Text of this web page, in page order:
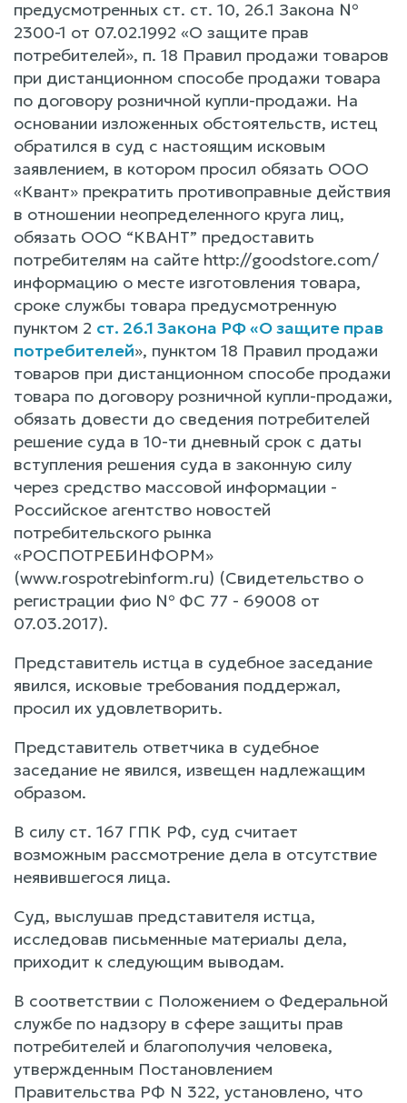
предусмотренных ст. ст. 10, 26.1 Закона №
2300-1 от 07.02.1992 «О защите прав
потребителей», п. 18 Правил продажи товаров
при дистанционном способе продажи товара
по договору розничной купли-продажи. На
основании изложенных обстоятельств, истец
обратился в суд с настоящим исковым
заявлением, в котором просил обязать ООО
«Квант» прекратить противоправные действия
в отношении неопределенного круга лиц,
обязать ООО “КВАНТ” предоставить
потребителям на сайте http://goodstore.com/
информацию о месте изготовления товара,
сроке службы товара предусмотренную
пунктом 2 ст. 26.1 Закона РФ «О защите прав
потребителей», пунктом 18 Правил продажи
товаров при дистанционном способе продажи
товара по договору розничной купли-продажи,
обязать довести до сведения потребителей
решение суда в 10-ти дневный срок с даты
вступления решения суда в законную силу
через средство массовой информации -
Российское агентство новостей
потребительского рынка
«РОСПОТРЕБИНФОРМ»
(www.rospotrebinform.ru) (Свидетельство о
регистрации фио № ФС 77 - 69008 от
07.03.2017).
Представитель истца в судебное заседание
явился, исковые требования поддержал,
просил их удовлетворить.
Представитель ответчика в судебное
заседание не явился, извещен надлежащим
образом.
В силу ст. 167 ГПК РФ, суд считает
возможным рассмотрение дела в отсутствие
неявившегося лица.
Суд, выслушав представителя истца,
исследовав письменные материалы дела,
приходит к следующим выводам.
В соответствии с Положением о Федеральной
службе по надзору в сфере защиты прав
потребителей и благополучия человека,
утвержденным Постановлением
Правительства РФ N 322, установлено, что